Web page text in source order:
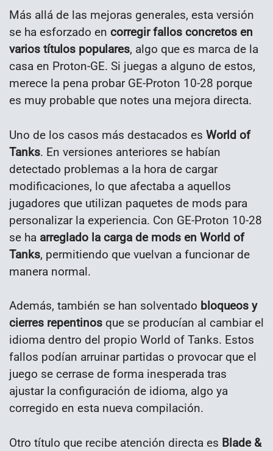
Más allá de las mejoras generales, esta versión
se ha esforzado en corregir fallos concretos en
varios títulos populares, algo que es marca de la
casa en Proton-GE. Si juegas a alguno de estos,
merece la pena probar GE-Proton 10-28 porque
es muy probable que notes una mejora directa.
Uno de los casos más destacados es World of
Tanks. En versiones anteriores se habían
detectado problemas a la hora de cargar
modificaciones, lo que afectaba a aquellos
jugadores que utilizan paquetes de mods para
personalizar la experiencia. Con GE-Proton 10-28
se ha arreglado la carga de mods en World of
Tanks, permitiendo que vuelvan a funcionar de
manera normal.
Además, también se han solventado bloqueos y
cierres repentinos que se producían al cambiar el
idioma dentro del propio World of Tanks. Estos
fallos podían arruinar partidas o provocar que el
juego se cerrase de forma inesperada tras
ajustar la configuración de idioma, algo ya
corregido en esta nueva compilación.
Otro título que recibe atención directa es Blade &